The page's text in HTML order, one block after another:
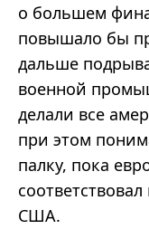
о большем
повышало бы
дальше
военной
делали все
при этом
палку, пока
США.